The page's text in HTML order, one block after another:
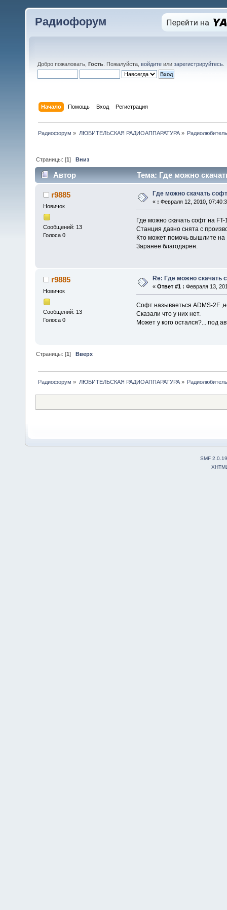
Радиофорум
Добро пожаловать, Гость . Пожалуйста, войдите или зарегистрируйтесь
Начало Помощь Вход Регистрация
Радиофорум » ЛЮБИТЕЛЬСКАЯ РАДИОАППАРАТУРА»
Страницы: [1]Вниз
Автор Тема: Где можно
r9885
Новичок
Сообщений: 13
Голоса 0
Где можно скачать
« : Февраля 12, 2010,
Где можно скачать софт на FT-
Станция давно снята с
Кто может помочь вышлите
Заранее благодарен.
r9885
Новичок
Сообщений: 13
Голоса 0
Re: Где можно скачать
« Ответ #1 : Февраля 13,
Софт называеться ADMS-2F
Сказали что у них нет.
Может у кого остался?... под
Страницы: [1]Вверх
Радиофорум » ЛЮБИТЕЛЬСКАЯ РАДИОАППАРАТУРА»
SMF 2.0.19